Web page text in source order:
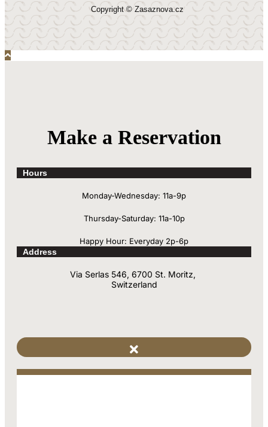
Copyright © Zasaznova.cz
Make a Reservation
Hours
Monday-Wednesday: 11a-9p
Thursday-Saturday: 11a-10p
Happy Hour: Everyday 2p-6p
Address
Via Serlas 546, 6700 St. Moritz,
Switzerland